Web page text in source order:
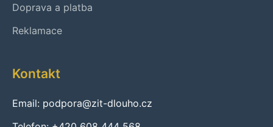
Doprava a platba
Reklamace
Kontakt
Email: podpora@zit-dlouho.cz